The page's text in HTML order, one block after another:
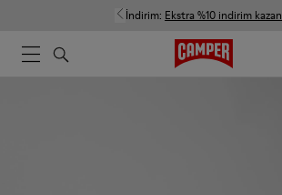
İndirim: Ekstra %10 indirim kazan